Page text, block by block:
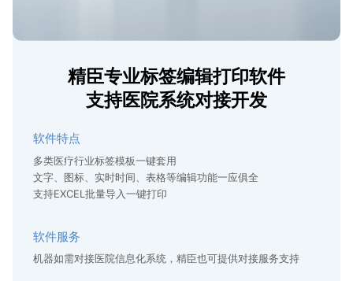
精臣专业标签编辑打印软件
支持医院系统对接开发
软件特点
多类医疗行业标签模板一键套用
文字、图标、实时时间、表格等编辑功能一应俱全
支持EXCEL批量导入一键打印
软件服务
机器如需对接医院信息化系统，精臣也可提供对接服务支持